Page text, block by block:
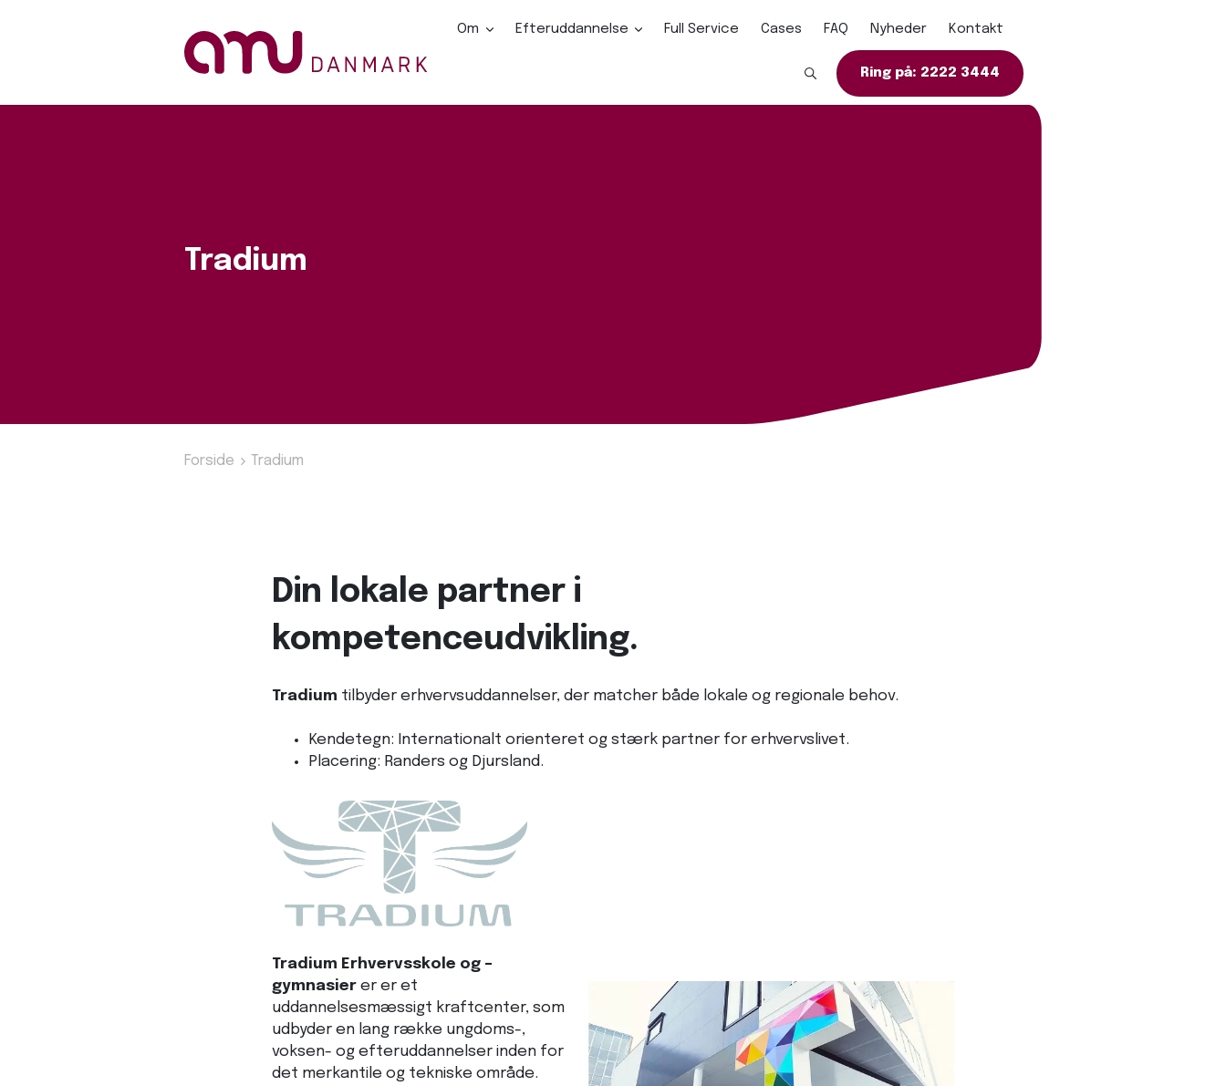
Om Efteruddannelse Full Service Cases FAQ Nyheder Kontakt
Ring på: 2222 3444
Tradium
Forside Tradium
Din lokale partner i
kompetenceudvikling.
Tradium tilbyder erhvervsuddannelser, der matcher både lokale og regionale behov.
Kendetegn: Internationalt orienteret og stærk partner for erhvervslivet.
Placering: Randers og Djursland.
Tradium Erhvervsskole og –
gymnasierer er et
uddannelsesmæssigt kraftcenter, som
udbyder en lang række ungdoms-,
voksen- og efteruddannelser inden for
det merkantile og tekniske område.